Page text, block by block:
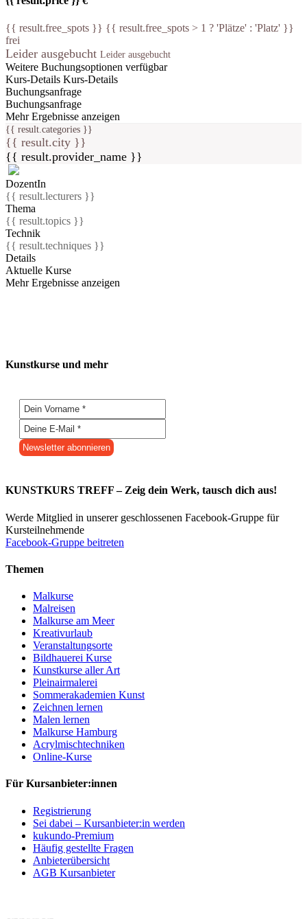
{{ result.free_spots }} {{ result.free_spots > 1 ? 'Plätze' : 'Platz' }}
frei
Leider ausgebucht Leider ausgebucht
Weitere Buchungsoptionen verfügbar
Kurs-Details Kurs-Details
Buchungsanfrage
Buchungsanfrage
Mehr Ergebnisse anzeigen
{{ result.categories }}
{{ result.city }}
{{ result.provider_name }}
DozentIn
{{ result.lecturers }}
Thema
{{ result.topics }}
Technik
{{ result.techniques }}
Details
Aktuelle Kurse
Mehr Ergebnisse anzeigen
Kunstkurse und mehr
KUNSTKURS TREFF – Zeig dein Werk, tausch dich aus!
Werde Mitglied in unserer geschlossenen Facebook-Gruppe für
Kursteilnehmende
Facebook-Gruppe beitreten
Themen
Malkurse
Malreisen
Malkurse am Meer
Kreativurlaub
Veranstaltungsorte
Bildhauerei Kurse
Kunstkurse aller Art
Pleinairmalerei
Sommerakademien Kunst
Zeichnen lernen
Malen lernen
Malkurse Hamburg
Acrylmischtechniken
Online-Kurse
Für Kursanbieter:innen
Registrierung
Sei dabei – Kursanbieter:in werden
kukundo-Premium
Häufig gestellte Fragen
Anbieterübersicht
AGB Kursanbieter